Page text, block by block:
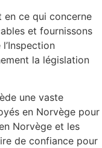
en ce qui concerne
et fournissons
la législation
une vaste
en Norvège pour
Norvège et les
de confiance pour